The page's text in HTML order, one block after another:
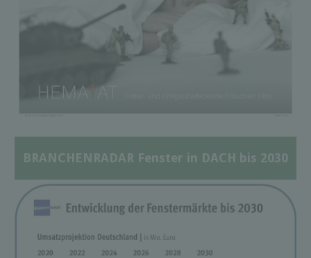
BRANCHENRADAR Fenster in DACH bis 2030